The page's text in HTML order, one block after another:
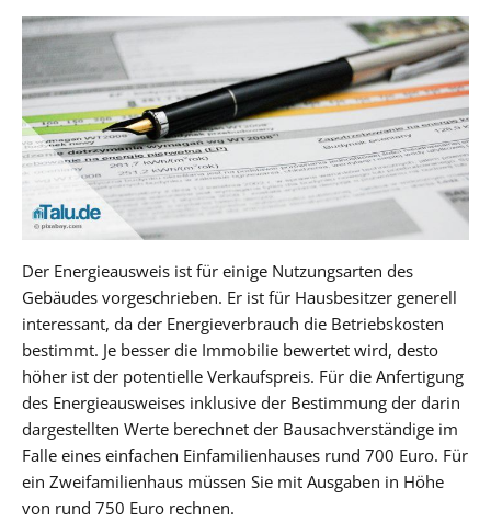
Der Energieausweis ist für einige Nutzungsarten des
Gebäudes vorgeschrieben. Er ist für Hausbesitzer generell
interessant, da der Energieverbrauch die Betriebskosten
bestimmt. Je besser die Immobilie bewertet wird, desto
höher ist der potentielle Verkaufspreis. Für die Anfertigung
des Energieausweises inklusive der Bestimmung der darin
dargestellten Werte berechnet der Bausachverständige im
Falle eines einfachen Einfamilienhauses rund 700 Euro. Für
ein Zweifamilienhaus müssen Sie mit Ausgaben in Höhe
von rund 750 Euro rechnen.